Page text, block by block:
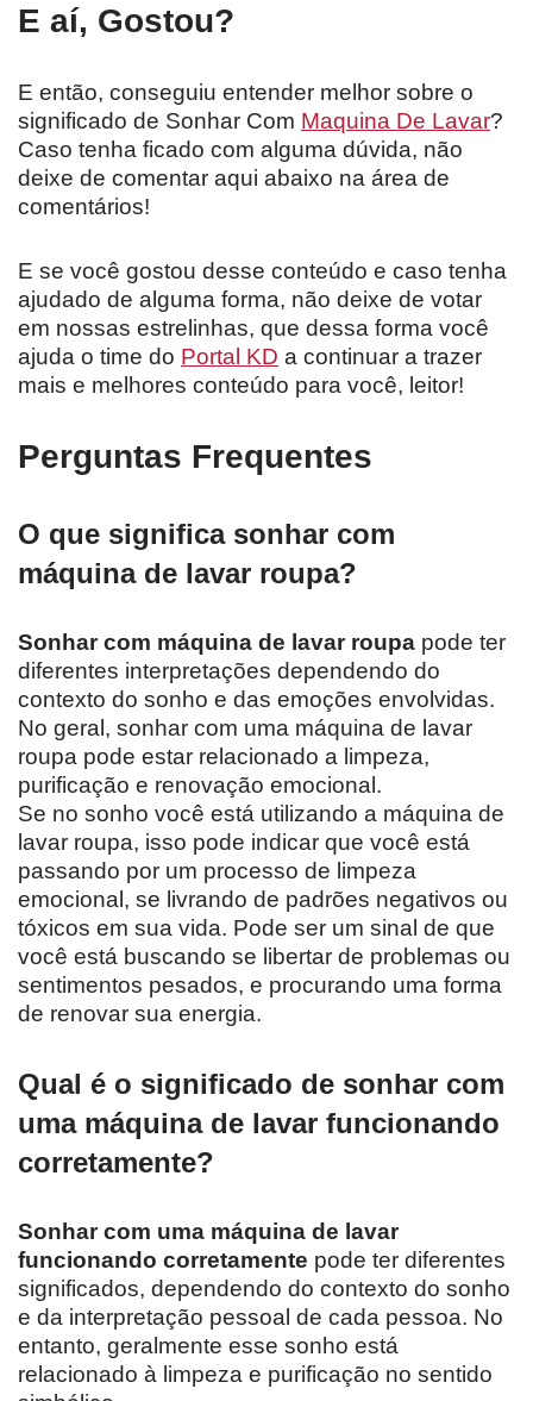
E aí, Gostou?
E então, conseguiu entender melhor sobre o
significado de Sonhar Com Maquina De Lavar?
Caso tenha ficado com alguma dúvida, não
deixe de comentar aqui abaixo na área de
comentários!
E se você gostou desse conteúdo e caso tenha
ajudado de alguma forma, não deixe de votar
em nossas estrelinhas, que dessa forma você
ajuda o time do Portal KD a continuar a trazer
mais e melhores conteúdo para você, leitor!
Perguntas Frequentes
O que significa sonhar com
máquina de lavar roupa?
Sonhar com máquina de lavar roupa pode ter
diferentes interpretações dependendo do
contexto do sonho e das emoções envolvidas.
No geral, sonhar com uma máquina de lavar
roupa pode estar relacionado a limpeza,
purificação e renovação emocional.
Se no sonho você está utilizando a máquina de
lavar roupa, isso pode indicar que você está
passando por um processo de limpeza
emocional, se livrando de padrões negativos ou
tóxicos em sua vida. Pode ser um sinal de que
você está buscando se libertar de problemas ou
sentimentos pesados, e procurando uma forma
de renovar sua energia.
Qual é o significado de sonhar com
uma máquina de lavar funcionando
corretamente?
Sonhar com uma máquina de lavar
funcionando corretamente pode ter diferentes
significados, dependendo do contexto do sonho
e da interpretação pessoal de cada pessoa. No
entanto, geralmente esse sonho está
relacionado à limpeza e purificação no sentido